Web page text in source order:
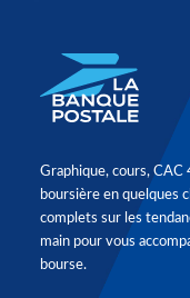
Graphique, cours,
boursière en quelques
complets sur les
main pour vous
bourse.